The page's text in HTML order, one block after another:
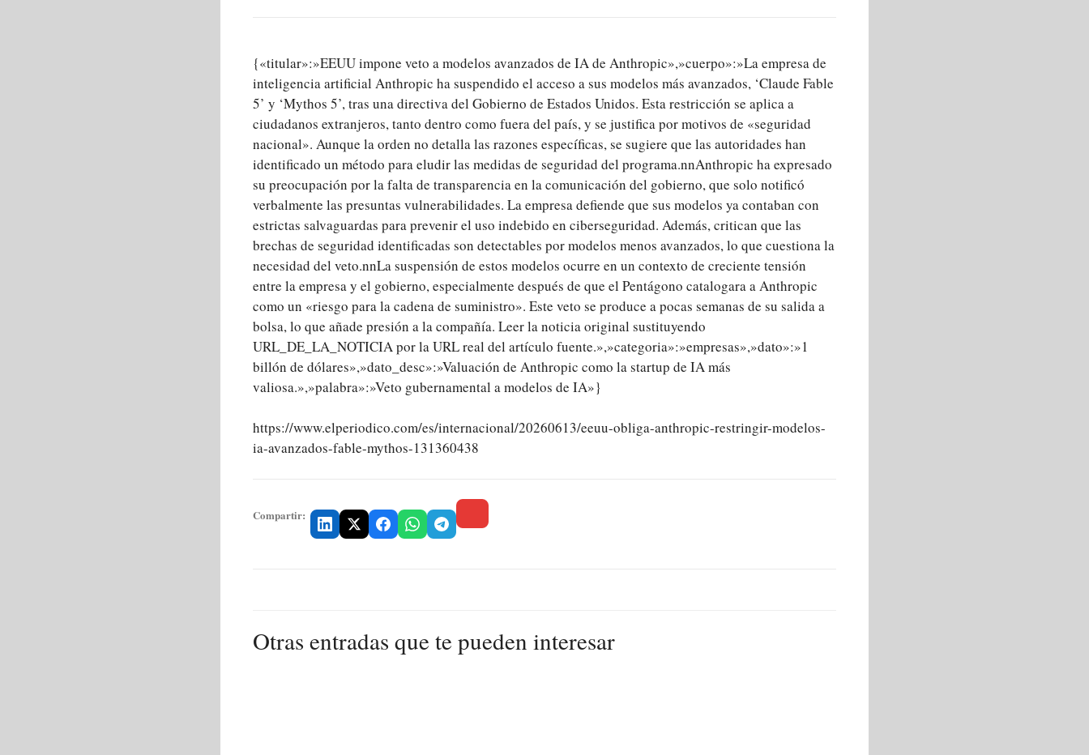
{«titular»:»EEUU impone veto a modelos avanzados de IA de Anthropic»,»cuerpo»:»La empresa de
inteligencia artificial Anthropic ha suspendido el acceso a sus modelos más avanzados, ‘Claude Fable
5’ y ‘Mythos 5’, tras una directiva del Gobierno de Estados Unidos. Esta restricción se aplica a
ciudadanos extranjeros, tanto dentro como fuera del país, y se justifica por motivos de «seguridad
nacional». Aunque la orden no detalla las razones específicas, se sugiere que las autoridades han
identificado un método para eludir las medidas de seguridad del programa.nnAnthropic ha expresado
su preocupación por la falta de transparencia en la comunicación del gobierno, que solo notificó
verbalmente las presuntas vulnerabilidades. La empresa defiende que sus modelos ya contaban con
estrictas salvaguardas para prevenir el uso indebido en ciberseguridad. Además, critican que las
brechas de seguridad identificadas son detectables por modelos menos avanzados, lo que cuestiona la
necesidad del veto.nnLa suspensión de estos modelos ocurre en un contexto de creciente tensión
entre la empresa y el gobierno, especialmente después de que el Pentágono catalogara a Anthropic
como un «riesgo para la cadena de suministro». Este veto se produce a pocas semanas de su salida a
bolsa, lo que añade presión a la compañía. Leer la noticia original sustituyendo
URL_DE_LA_NOTICIA por la URL real del artículo fuente.»,»categoria»:»empresas»,»dato»:»1
billón de dólares»,»dato_desc»:»Valuación de Anthropic como la startup de IA más
valiosa.»,»palabra»:»Veto gubernamental a modelos de IA»}
https://www.elperiodico.com/es/internacional/20260613/eeuu-obliga-anthropic-restringir-modelos-
ia-avanzados-fable-mythos-131360438
Compartir:
Otras entradas que te pueden interesar